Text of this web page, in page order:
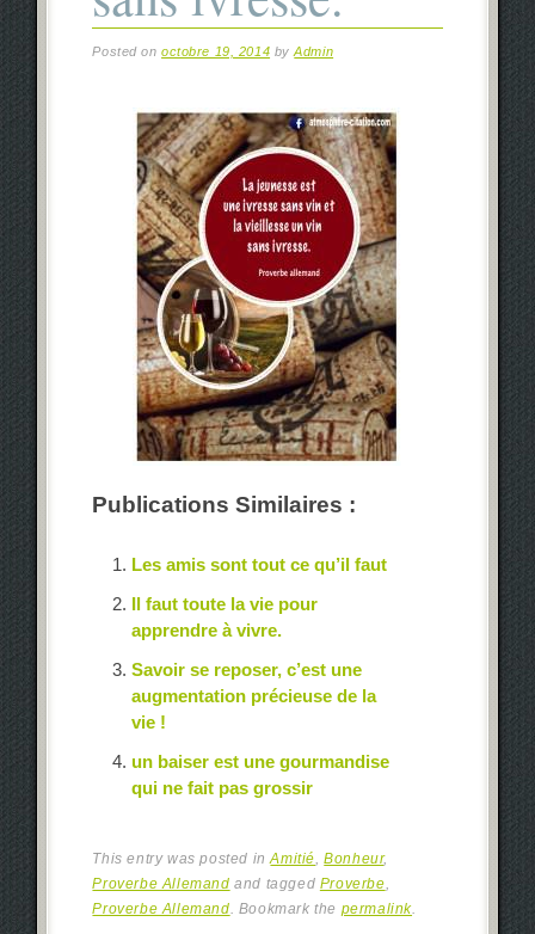
Posted onoctobre 19, 2014 byAdmin
Publications Similaires :
Les amis sont tout ce qu’il faut
Il faut toute la vie pour
apprendre à vivre.
Savoir se reposer, c’est une
augmentation précieuse de la
vie !
un baiser est une gourmandise
qui ne fait pas grossir
This entry was posted inAmitié,Bonheur,
Proverbe Allemand and tagged Proverbe,
Proverbe Allemand. Bookmark the permalink.